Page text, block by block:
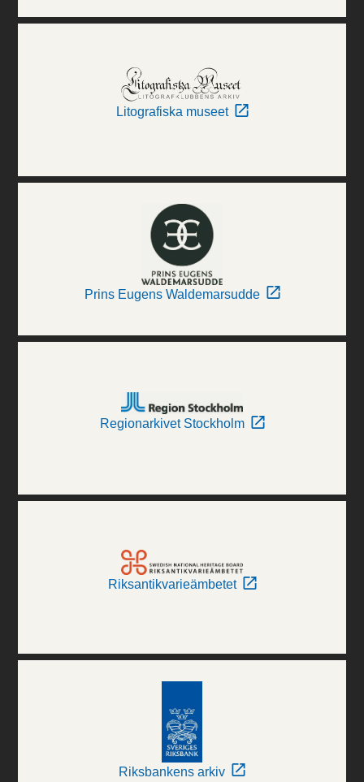
Litografiska museet
Prins Eugens Waldemarsudde
Regionarkivet Stockholm
Riksantikvarieämbetet
Riksbankens arkiv